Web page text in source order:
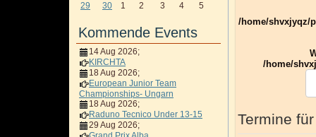
29
30 1 2 3 4 5
Kommende Events
14 Aug 2026;
KIRCHTA
18 Aug 2026;
European Junior Team
Championships- Ungarn
18 Aug 2026;
Raduno Tecnico Under 13-15
29 Aug 2026;
/home/shvxjyqz/
/home/
Termine für